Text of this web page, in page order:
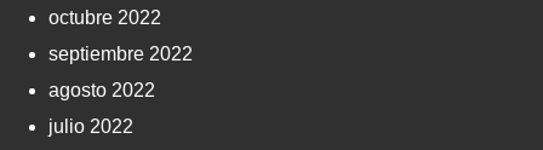
octubre 2022
septiembre 2022
agosto 2022
julio 2022